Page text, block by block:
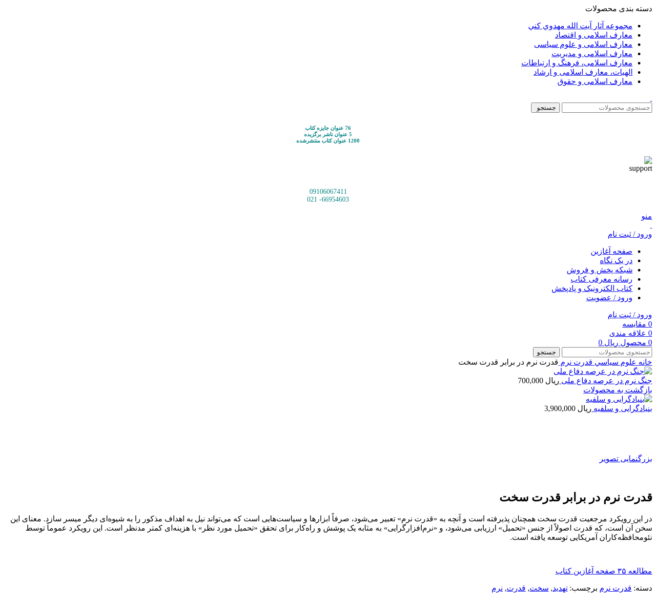
دسته بندی محصولات
مجموعه آثار آيت الله مهدوي كني
معارف اسلامی و اقتصاد
معارف اسلامی و علوم سیاسی
معارف اسلامی و مدیریت
معارف اسلامی، فرهنگ و ارتباطات
الهیات، معارف اسلامی و ارشاد
معارف اسلامی و حقوق
جستجو
76 عنوان جایزه کتاب
5 عنوان ناشر برگزیده
1200 عنوان کتاب منتشرشده
09106067411
66954603- 021
منو
ورود / ثبت نام
صفحه آغازین
در یک نگاه
شبکه پخش و فروش
رسانه معرفی کتاب
کتاب الکترونیک و پادپخش
ورود / عضویت
ورود / ثبت نام
0 مقایسه
0 علاقه مندی
0 محصول ریال
جستجو
خانه علوم سياسي قدرت نرم قدرت نرم در برابر قدرت سخت
جنگ نرم در عرصه دفاع ملی ریال
بازگشت به محصولات
بنیادگرایی و سلفیه ریال
بزرگنمایی تصویر
قدرت نرم در برابر قدرت سخت
در این رویکرد مرجعیت قدرت سخت همچنان پذیرفته است و آنچه به «قدرت نرم» تعبیر می‌شود، صرفاً ابزارها و سیاست‌هایی است که می‌تواند نیل به اهداف مذکور را به شیوه‌ای دیگر میسر سازد. معنای این
سخن آن است، که قدرت اصولاً از جنس «تحمیل» ارزیابی می‌شود، و «نرم‌افزارگرایی» به مثابه یک پوشش و راه‌کار برای تحقق «تحمیل مورد نظر» با هزینه‌ای کمتر مدنظر است. این رویکرد عموماً توسط
نئومحافظه‌کاران آمریکایی توسعه یافته است.
مطالعه ۳۵ صفحه آغازین کتاب
دسته: قدرت نرم برچسب: تهدید, سخت, قدرت, نرم